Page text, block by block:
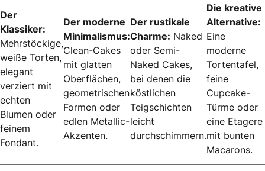
Der
Klassiker:
Mehrstöckige,
weiße Torten,
elegant
verziert mit
echten
Blumen oder
feinem
Fondant.
Der moderne
Minimalismus:
Clean-Cakes
mit glatten
Oberflächen,
geometrischen
Formen oder
edlen Metallic-
Akzenten.
Der rustikale
Charme: Naked
oder Semi-
Naked Cakes,
bei denen die
köstlichen
Teigschichten
leicht
durchschimmern.
Die kreative
Alternative:
Eine
moderne
Tortentafel,
feine
Cupcake-
Türme oder
eine Etagere
mit bunten
Macarons.